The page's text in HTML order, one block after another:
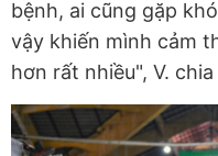
bệnh, ai cũng gặp
vậy khiến mình cảm
hơn rất nhiều", V. chia